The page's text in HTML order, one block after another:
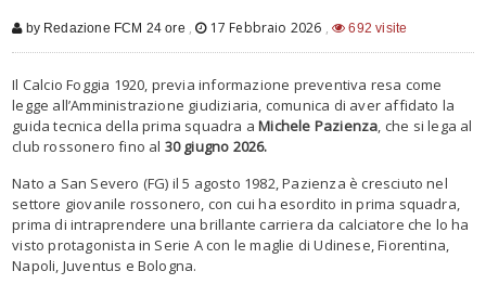
by Redazione FCM 24 ore , 17 Febbraio 2026 , 692 visite
Il Calcio Foggia 1920, previa informazione preventiva resa come
legge all’Amministrazione giudiziaria, comunica di aver affidato la
guida tecnica della prima squadra aMichele Pazienza, che si lega al
club rossonero fino al 30 giugno 2026.
Nato a San Severo (FG) il 5 agosto 1982, Pazienza è cresciuto nel
settore giovanile rossonero, con cui ha esordito in prima squadra,
prima di intraprendere una brillante carriera da calciatore che lo ha
visto protagonista in Serie A con le maglie di Udinese, Fiorentina,
Napoli, Juventus e Bologna.